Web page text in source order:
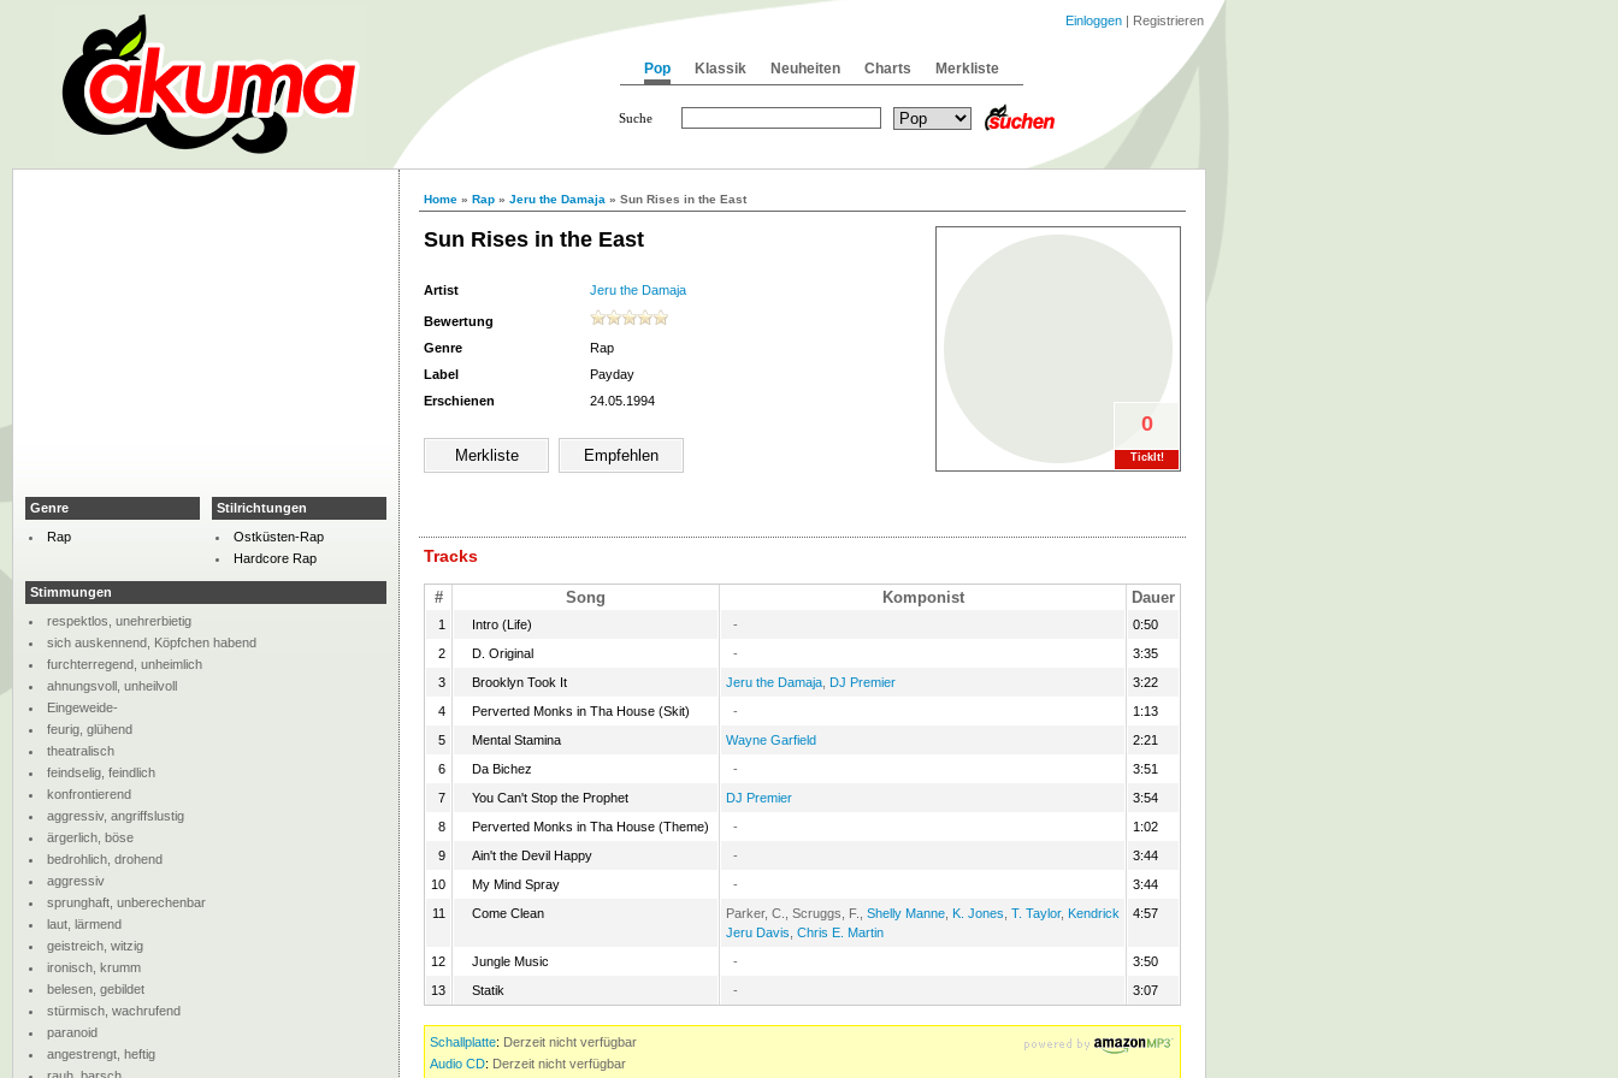
Home » Rap » Jeru the Damaja » Sun Rises in the East
Sun Rises in the East
0
TickIt!
Artist Jeru the Damaja
Bewertung
Genre
Rap
Label
Payday
Erschienen
24.05.1994
Tracks
# Song Komponist Dauer
1 Intro (Life) -
0:50
2
D. Original -
3:35
3
Brooklyn Took It Jeru the Damaja DJ Premier
3:22
4
Perverted Monks in Tha House (Skit) -
1:13
5
Mental Stamina Wayne Garfield
2:21
6
Da Bichez -
3:51
7
You Can't Stop the Prophet DJ Premier
3:54
8
Perverted Monks in Tha House (Theme) -
1:02
9
Ain't the Devil Happy -
3:44
10
My Mind Spray -
3:44
11
Come Clean Parker, C., Scruggs, F., Shelly Manne K. Jones T. Taylor, Kendrick
Jeru Davis Chris E. Martin
4:57
12 Jungle Music -
3:50
13
Statik - 3:07
Schallplatte: Derzeit nicht verfügbar
Audio CD: Derzeit nicht verfügbar
Genre
Rap
Stilrichtungen
Ostküsten-Rap
Hardcore Rap
Stimmungen
respektlos, unehrerbietig
sich auskennend, Köpfchen habend
furchterregend, unheimlich
ahnungsvoll, unheilvoll
Eingeweide-
feurig, glühend
theatralisch
feindselig, feindlich
konfrontierend
aggressiv, angriffslustig
ärgerlich, böse
bedrohlich, drohend
aggressiv
sprunghaft, unberechenbar
laut, lärmend
geistreich, witzig
ironisch, krumm
belesen, gebildet
stürmisch, wachrufend
paranoid
angestrengt, heftig
Pop Klassik Neuheiten Charts Merkliste
Einloggen | Registrieren
Suche